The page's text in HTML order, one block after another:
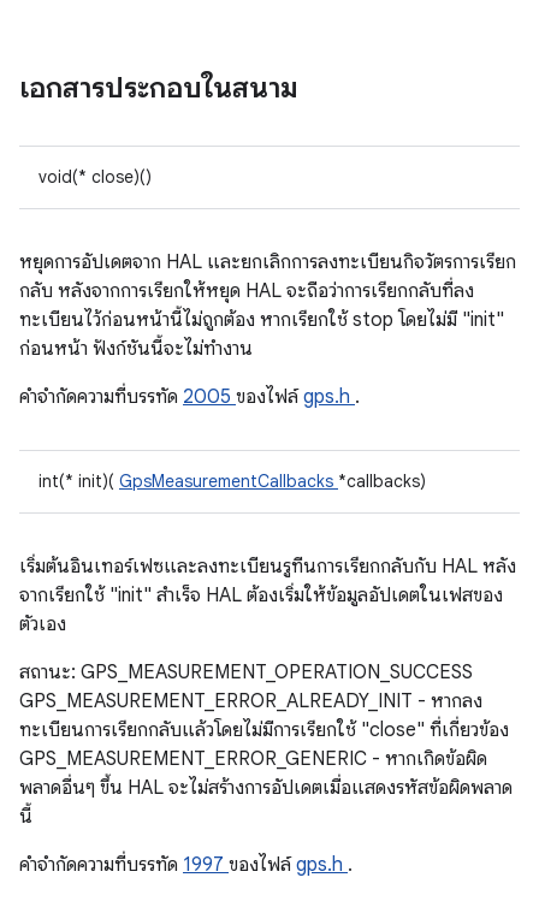
เอกสารประกอบในสนาม
void(* close)()
หยุดการอัปเดตจาก HAL และยกเลิกการลงทะเบียนกิจวัตรการเรียก
กลับ หลังจากการเรียกให้หยุด HAL จะถือว่าการเรียกกลับที่ลง
ทะเบียนไว้ก่อนหน้านี้ไม่ถูกต้อง หากเรียกใช้ stop โดยไม่มี "init"
ก่อนหน้า ฟังก์ชันนี้จะไม่ทำงาน
คําจํากัดความที่บรรทัด 2005 ของไฟล์gps.h .
int(* init)( GpsMeasurementCallbacks *callbacks)
เริ่มต้นอินเทอร์เฟซและลงทะเบียนรูทีนการเรียกกลับกับ HAL หลัง
จากเรียกใช้ "init" สำเร็จ HAL ต้องเริ่มให้ข้อมูลอัปเดตในเฟสของ
ตัวเอง
สถานะ: GPS_MEASUREMENT_OPERATION_SUCCESS
GPS_MEASUREMENT_ERROR_ALREADY_INIT - หากลง
ทะเบียนการเรียกกลับแล้วโดยไม่มีการเรียกใช้ "close" ที่เกี่ยวข้อง
GPS_MEASUREMENT_ERROR_GENERIC - หากเกิดข้อผิด
พลาดอื่นๆ ขึ้น HAL จะไม่สร้างการอัปเดตเมื่อแสดงรหัสข้อผิดพลาด
นี้
คําจํากัดความที่บรรทัด 1997 ของไฟล์gps.h .